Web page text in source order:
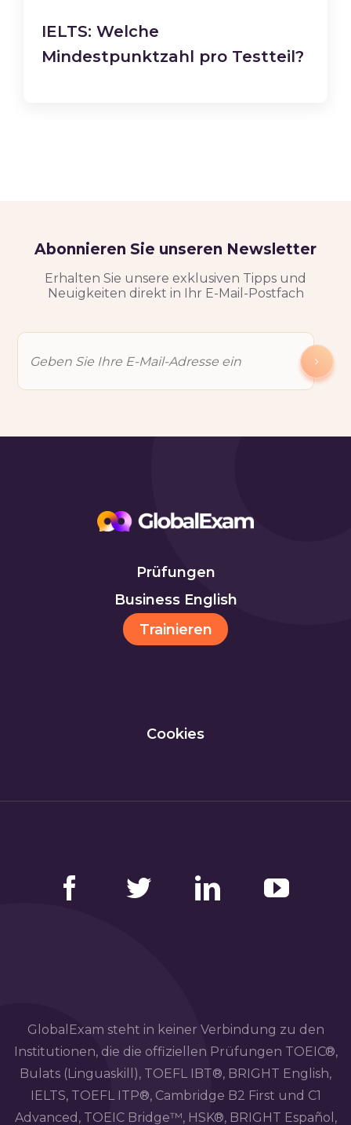
IELTS: Welche
Mindestpunktzahl pro Testteil?
Abonnieren Sie unseren Newsletter
Erhalten Sie unsere exklusiven Tipps und
Neuigkeiten direkt in Ihr E-Mail-Postfach
Prüfungen
Business English
Trainieren
Cookies
GlobalExam steht in keiner Verbindung zu den
Institutionen, die die offiziellen Prüfungen TOEIC®,
Bulats (Linguaskill), TOEFL IBT®, BRIGHT English,
IELTS, TOEFL ITP®, Cambridge B2 First und C1
Advanced, TOEIC Bridge™, HSK®, BRIGHT Español,